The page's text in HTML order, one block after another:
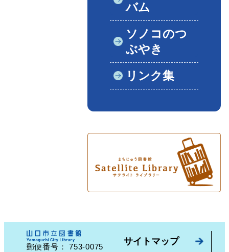
バム
ソノコのつ
ぶやき
リンク集
郵便番号：753-0075 山口県山口市中園町７番７号
サイトマップ